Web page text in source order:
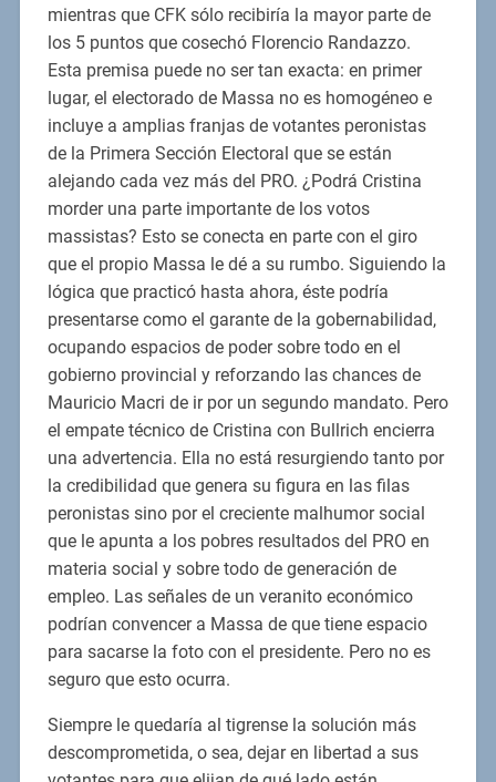
mientras que CFK sólo recibiría la mayor parte de
los 5 puntos que cosechó Florencio Randazzo.
Esta premisa puede no ser tan exacta: en primer
lugar, el electorado de Massa no es homogéneo e
incluye a amplias franjas de votantes peronistas
de la Primera Sección Electoral que se están
alejando cada vez más del PRO. ¿Podrá Cristina
morder una parte importante de los votos
massistas? Esto se conecta en parte con el giro
que el propio Massa le dé a su rumbo. Siguiendo la
lógica que practicó hasta ahora, éste podría
presentarse como el garante de la gobernabilidad,
ocupando espacios de poder sobre todo en el
gobierno provincial y reforzando las chances de
Mauricio Macri de ir por un segundo mandato. Pero
el empate técnico de Cristina con Bullrich encierra
una advertencia. Ella no está resurgiendo tanto por
la credibilidad que genera su figura en las filas
peronistas sino por el creciente malhumor social
que le apunta a los pobres resultados del PRO en
materia social y sobre todo de generación de
empleo. Las señales de un veranito económico
podrían convencer a Massa de que tiene espacio
para sacarse la foto con el presidente. Pero no es
seguro que esto ocurra.
Siempre le quedaría al tigrense la solución más
descomprometida, o sea, dejar en libertad a sus